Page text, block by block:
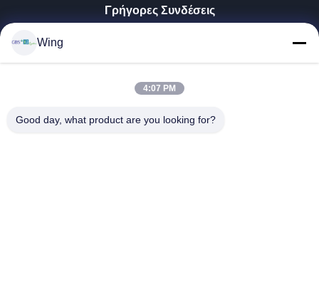
Γρήγορες Συνδέσεις
Εμφάνιση VR
Επισκέψεις Στο Εργοστάσιο
Wing
4:07 PM
Good day, what product are you looking for?